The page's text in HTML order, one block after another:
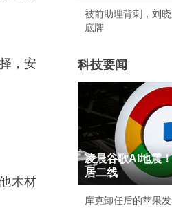
，安
木材
被前助理背刺，刘
底牌
科技要闻
凌晨谷歌AI地震
居二线
库克卸任后的苹果